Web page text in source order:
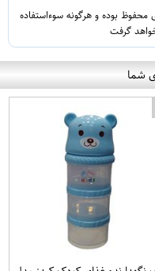
محفوظ بوده و هرگونه سوءاستفاده
گرفت
شما